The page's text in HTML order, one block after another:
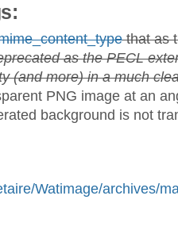
that as
as the PECL
(and more) in a much
PNG image at an
background is not
Watimage/archives/